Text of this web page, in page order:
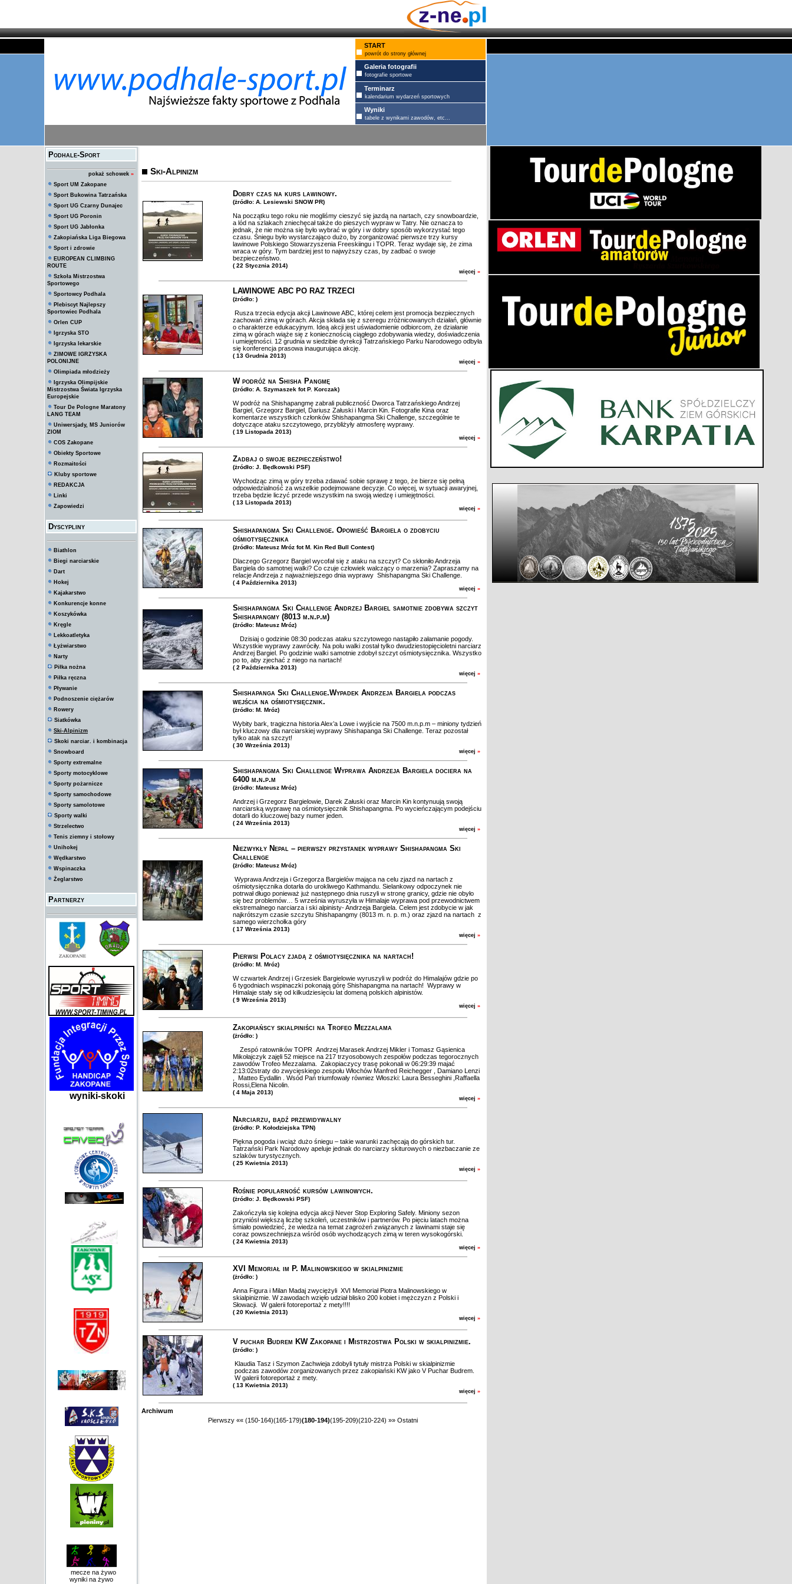
START
powrót do strony głównej
Galeria fotografii
fotografie sportowe
Terminarz
kalendarium wydarzeń sportowych
Wyniki
tabele z wynikami zawodów, etc...
Podhale-Sport
pokaż schowek »
Sport UM Zakopane
Sport Bukowina Tatrzańska
Sport UG Czarny Dunajec
Sport UG Poronin
Sport UG Jabłonka
Zakopiańska Liga Biegowa
Sport i zdrowie
EUROPEAN CLIMBING
ROUTE
Szkoła Mistrzostwa
Sportowego
Sportowcy Podhala
Plebiscyt Najlepszy
Sportowiec Podhala
Orlen CUP
Igrzyska STO
Igrzyska lekarskie
ZIMOWE IGRZYSKA
POLONIJNE
Olimpiada młodzieży
Igrzyska Olimpijskie
Mistrzostwa Świata Igrzyska
Europejskie
Tour De Pologne Maratony
LANG TEAM
Uniwersjady, MS Juniorów
ZIOM
COS Zakopane
Obiekty Sportowe
Rozmaitości
Kluby sportowe
REDAKCJA
Linki
Zapowiedzi
Dyscypliny
Biathlon
Biegi narciarskie
Dart
Hokej
Kajakarstwo
Konkurencje konne
Koszykówka
Kręgle
Lekkoatletyka
Łyżwiarstwo
Narty
Piłka nożna
Piłka ręczna
Pływanie
Podnoszenie ciężarów
Rowery
Siatkówka
Ski-Alpinizm
Skoki narciar. i kombinacja
Snowboard
Sporty extremalne
Sporty motocyklowe
Sporty pożarnicze
Sporty samochodowe
Sporty samolotowe
Sporty walki
Strzelectwo
Tenis ziemny i stołowy
Unihokej
Wędkarstwo
Wspinaczka
Żeglarstwo
Partnerzy
wyniki-skoki
mecze na żywo
wyniki na żywo
Ski-Alpinizm
Dobry czas na kurs lawinowy.
(żródło: A. Lesiewski SNOW PR)
Na początku tego roku nie mogliśmy cieszyć się jazdą na nartach, czy snowboardzie,
a lód na szlakach zniechęcał także do pieszych wypraw w Tatry. Nie oznacza to
jednak, że nie można się było wybrać w góry i w dobry sposób wykorzystać tego
czasu. Śniegu było wystarczająco dużo, by zorganizować pierwsze trzy kursy
lawinowe Polskiego Stowarzyszenia Freeskiingu i TOPR. Teraz wydaje się, że zima
wraca w góry. Tym bardziej jest to najwyższy czas, by zadbać o swoje
bezpieczeństwo.
( 22 Stycznia 2014)
więcej »
LAWINOWE ABC PO RAZ TRZECI
(żródło: )
Rusza trzecia edycja akcji Lawinowe ABC, której celem jest promocja bezpiecznych
zachowań zimą w górach. Akcja składa się z szeregu zróżnicowanych działań, głównie
o charakterze edukacyjnym. Ideą akcji jest uświadomienie odbiorcom, że działanie
zimą w górach wiąże się z koniecznością ciągłego zdobywania wiedzy, doświadczenia
i umiejętności. 12 grudnia w siedzibie dyrekcji Tatrzańskiego Parku Narodowego odbyła
się konferencja prasowa inaugurująca akcję.
( 13 Grudnia 2013)
więcej »
W podróż na Shisha Pangmę
(żródło: A. Szymaszek fot P. Korczak)
W podróż na Shishapangmę zabrali publiczność Dworca Tatrzańskiego Andrzej
Bargiel, Grzegorz Bargiel, Dariusz Załuski i Marcin Kin. Fotografie Kina oraz
komentarze wszystkich członków Shishapangma Ski Challenge, szczególnie te
dotyczące ataku szczytowego, przybliżyły atmosferę wyprawy.
( 19 Listopada 2013)
więcej »
Zadbaj o swoje bezpieczeństwo!
(żródło: J. Będkowski PSF)
Wychodząc zimą w góry trzeba zdawać sobie sprawę z tego, że bierze się pełną
odpowiedzialność za wszelkie podejmowane decyzje. Co więcej, w sytuacji awaryjnej,
trzeba będzie liczyć przede wszystkim na swoją wiedzę i umiejętności.
( 13 Listopada 2013)
więcej »
Shishapangma Ski Challenge. Opowieść Bargiela o zdobyciu
ośmiotysięcznika
(żródło: Mateusz Mróz fot M. Kin Red Bull Contest)
Dlaczego Grzegorz Bargiel wycofał się z ataku na szczyt? Co skłoniło Andrzeja
Bargiela do samotnej walki? Co czuje człowiek walczący o marzenia? Zapraszamy na
relacje Andrzeja z najważniejszego dnia wyprawy Shishapangma Ski Challenge.
( 4 Października 2013)
więcej »
Shishapangma Ski Challenge Andrzej Bargiel samotnie zdobywa szczyt
Shishapangmy (8013 m.n.p.m)
(żródło: Mateusz Mróz)
Dzisiaj o godzinie 08:30 podczas ataku szczytowego nastąpiło załamanie pogody.
Wszystkie wyprawy zawróciły. Na polu walki został tylko dwudziestopięcioletni narciarz
Andrzej Bargiel. Po godzinie walki samotnie zdobył szczyt ośmiotysięcznika. Wszystko
po to, aby zjechać z niego na nartach!
( 2 Października 2013)
więcej »
Shishapanga Ski Challenge.Wypadek Andrzeja Bargiela podczas
wejścia na ośmiotysięcznik.
(żródło: M. Mróz)
Wybity bark, tragiczna historia Alex’a Lowe i wyjście na 7500 m.n.p.m – miniony tydzień
był kluczowy dla narciarskiej wyprawy Shishapanga Ski Challenge. Teraz pozostał
tylko atak na szczyt!
( 30 Września 2013)
więcej »
Shishapangma Ski Challenge Wyprawa Andrzeja Bargiela dociera na
6400 m.n.p.m
(żródło: Mateusz Mróz)
Andrzej i Grzegorz Bargielowie, Darek Załuski oraz Marcin Kin kontynuują swoją
narciarską wyprawę na ośmiotysięcznik Shishapangma. Po wycieńczającym podejściu
dotarli do kluczowej bazy numer jeden.
( 24 Września 2013)
więcej »
Niezwykły Nepal – pierwszy przystanek wyprawy Shishapangma Ski
Challenge
(żródło: Mateusz Mróz)
Wyprawa Andrzeja i Grzegorza Bargielów mająca na celu zjazd na nartach z
ośmiotysięcznika dotarła do urokliwego Kathmandu. Sielankowy odpoczynek nie
potrwał długo ponieważ już następnego dnia ruszyli w stronę granicy, gdzie nie obyło
się bez problemów… 5 września wyruszyła w Himalaje wyprawa pod przewodnictwem
ekstremalnego narciarza i ski alpinisty- Andrzeja Bargiela. Celem jest zdobycie w jak
najkrótszym czasie szczytu Shishapangmy (8013 m. n. p. m.) oraz zjazd na nartach z
samego wierzchołka góry
( 17 Września 2013)
więcej »
Pierwsi Polacy zjadą z ośmiotysięcznika na nartach!
(żródło: M. Mróz)
W czwartek Andrzej i Grzesiek Bargielowie wyruszyli w podróż do Himalajów gdzie po
6 tygodniach wspinaczki pokonają górę Shishapangma na nartach! Wyprawy w
Himalaje stały się od kilkudziesięciu lat domeną polskich alpinistów.
( 9 Września 2013)
więcej »
Zakopiańscy skialpiniści na Trofeo Mezzalama
(żródło: )
Zespó ratowników TOPR Andrzej Marasek Andrzej Mikler i Tomasz Gąsienica
Mikołajczyk zajęli 52 miejsce na 217 trzyosobowych zespołów podczas tegorocznych
zawodów Trofeo Mezzalama. Zakopiaczycy trasę pokonali w 06:29:39 majać
2:13:02straty do zwycięskiego zespołu Włochów Manfred Reichegger , Damiano Lenzi
, Matteo Eydallin . Wsód Pań triumfowały równiez Włoszki: Laura Besseghini ,Raffaella
Rossi,Elena Nicolin.
( 4 Maja 2013)
więcej »
Narciarzu, bądź przewidywalny
(żródło: P. Kołodziejska TPN)
Piękna pogoda i wciąż dużo śniegu – takie warunki zachęcają do górskich tur.
Tatrzański Park Narodowy apeluje jednak do narciarzy skiturowych o niezbaczanie ze
szlaków turystycznych.
( 25 Kwietnia 2013)
więcej »
Rośnie popularność kursów lawinowych.
(żródło: J. Będkowski PSF)
Zakończyła się kolejna edycja akcji Never Stop Exploring Safely. Miniony sezon
przyniósł większą liczbę szkoleń, uczestników i partnerów. Po pięciu latach można
śmiało powiedzieć, że wiedza na temat zagrożeń związanych z lawinami staje się
coraz powszechniejsza wśród osób wychodzących zimą w teren wysokogórski.
( 24 Kwietnia 2013)
więcej »
XVI Memoriał im P. Malinowskiego w skialpinizmie
(żródło: )
Anna Figura i Milan Madaj zwyciężyli XVI Memoriał Piotra Malinowskiego w
skialpinizmie. W zawodach wzięło udział blisko 200 kobiet i mężczyzn z Polski i
Słowacji. W galerii fotoreportaż z mety!!!!
( 20 Kwietnia 2013)
więcej »
V puchar Budrem KW Zakopane i Mistrzostwa Polski w skialpinizmie.
(żródło: )
Klaudia Tasz i Szymon Zachwieja zdobyli tytuły mistrza Polski w skialpinizmie
podczas zawodów zorganizowanych przez zakopiański KW jako V Puchar Budrem.
W galerii fotoreportaż z mety.
( 13 Kwietnia 2013)
więcej »
Archiwum
Pierwszy «« (150-164)(165-179)(180-194)(195-209)(210-224) »» Ostatni